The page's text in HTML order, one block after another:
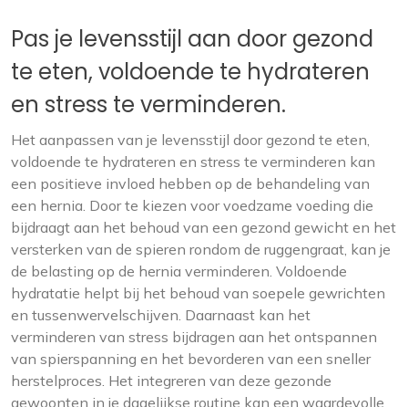
Pas je levensstijl aan door gezond
te eten, voldoende te hydrateren
en stress te verminderen.
Het aanpassen van je levensstijl door gezond te eten,
voldoende te hydrateren en stress te verminderen kan
een positieve invloed hebben op de behandeling van
een hernia. Door te kiezen voor voedzame voeding die
bijdraagt aan het behoud van een gezond gewicht en het
versterken van de spieren rondom de ruggengraat, kan je
de belasting op de hernia verminderen. Voldoende
hydratatie helpt bij het behoud van soepele gewrichten
en tussenwervelschijven. Daarnaast kan het
verminderen van stress bijdragen aan het ontspannen
van spierspanning en het bevorderen van een sneller
herstelproces. Het integreren van deze gezonde
gewoonten in je dagelijkse routine kan een waardevolle